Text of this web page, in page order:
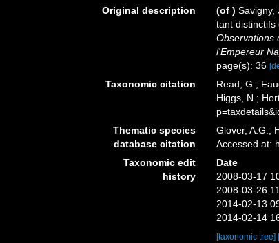
Original description
(of ) Savigny,
tant
Observations
l'Empereur
page(s): 36
Taxonomic citation Read, G.;
Higgs, N.;
Thematic species
database citation
Glover, A.G.;
Accessed at:
Taxonomic edit
history
Date
2008-03-17
2008-03-26
2014-02-13
2014-02-14
[taxonomic tree]